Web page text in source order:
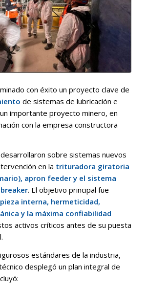
con éxito un proyecto clave de
de sistemas de lubricación e
importante proyecto minero, en
con la empresa constructora
sobre sistemas nuevos
en la trituradora giratoria
apron feeder y el sistema
. El objetivo principal fue
interna, hermeticidad,
y la máxima confiabilidad
activos críticos antes de su puesta
.
estándares de la industria,
desplegó un plan integral de
: